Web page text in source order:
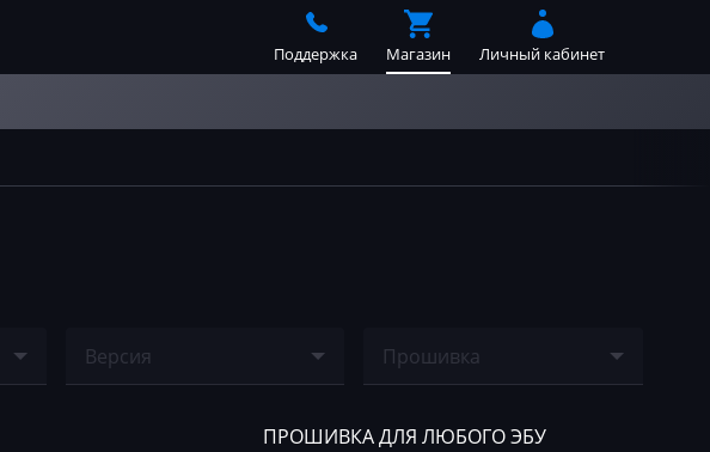
Поддержка Магазин Личный кабинет
Версия
Прошивка
ПРОШИВКА ДЛЯ ЛЮБОГО ЭБУ